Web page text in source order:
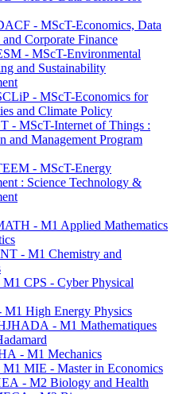
- MScT-Economics, Data
Corporate Finance
- MScT-Environmental
and Sustainability
- MScT-Economics for
and Climate Policy
- MScT-Internet of Things :
and Management Program
- MScT-Energy
: Science Technology &
- M1 Applied Mathematics
- M1 Chemistry and
CPS - Cyber Physical
M1 High Energy Physics
- M1 Mathematiques
- M1 Mechanics
MIE - Master in Economics
- M2 Biology and Health